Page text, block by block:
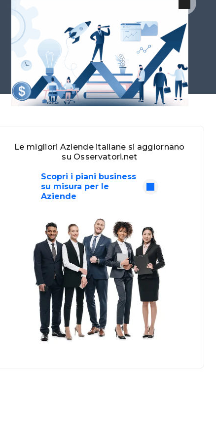
Le migliori Aziende italiane si aggiornano
su Osservatori.net
Scopri i piani business
su misura per le
Aziende